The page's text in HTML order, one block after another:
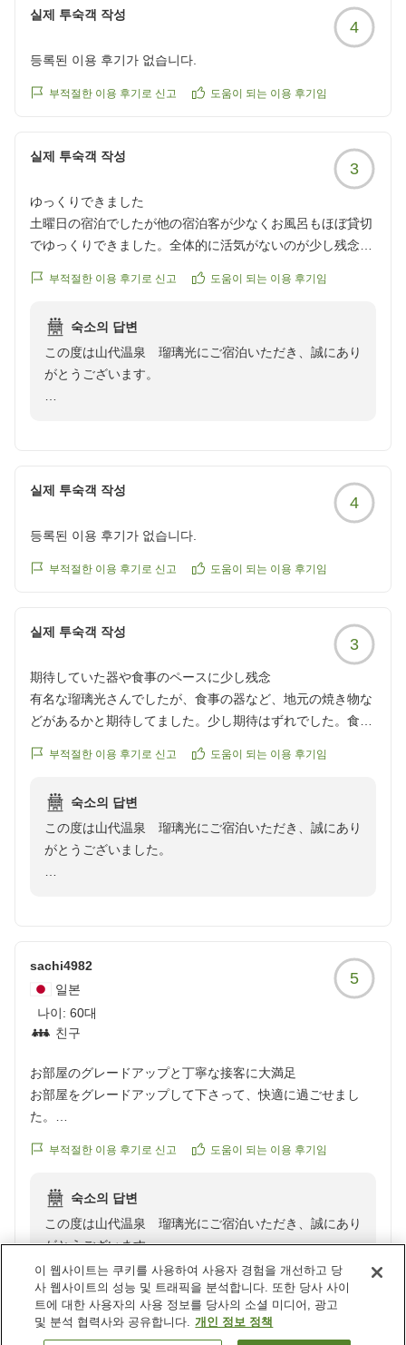
うで大変嬉しく存じます。
また、ホテルオリジナルのお饅頭につきまして、残念な
思いをさせてしまい申し訳ございません。貴重なご意見
いただけますと幸いです。
またのお帰りをスタッフ一同、心よりお待ち申し上げて
おります。
실제 투숙객 작성
4
등록된 이용 후기가 없습니다.
부적절한 이용 후기로 신고 도움이 되는 이용 후기임
실제 투숙객 작성
3
ゆっくりできました
土曜日の宿泊でしたが他の宿泊客が少なくお風呂もほぼ貸切
でゆっくりできました。全体的に活気がないのが少し残念で
クチコミの詳細はこちらから
reviewId=33123478128473
부적절한 이용 후기로 신고 도움이 되는 이용 후기임
숙소의 답변
この度は山代温泉 瑠璃光にご宿泊いただき、誠にあり
がとうございます。
一方で、館内の活気につきまして貴重なご意見をいただ
きありがとうございます。お客様により一層お楽しみい
意見は今後の運営の参考にさせていただきます。
い。お客様のまたのお越しを心よりお待ち申し上げてお
山代温泉 瑠璃光 スタッフ一同
실제 투숙객 작성
4
등록된 이용 후기가 없습니다.
부적절한 이용 후기로 신고 도움이 되는 이용 후기임
실제 투숙객 작성
3
期待していた器や食事のペースに少し残念
有名な瑠璃光さんでしたが、食事の器など、地元の焼き物な
どがあるかと期待してました。少し期待はずれでした。食事
クチコミの詳細はこちらから
reviewId=33123478047364
부적절한 이용 후기로 신고 도움이 되는 이용 후기임
숙소의 답변
この度は山代温泉 瑠璃光にご宿泊いただき、誠にあり
がとうございました。
お食事の器につきましては、地元の工芸品など、より地
域性を感じていただけるような工夫について、今後の献
立構成や器選びの際の重要な参考とさせていただきま
また、お食事のペース配分につきましても、お客様がゆ
今回いただきましたお言葉を真摯に受け止め、より快適
にお過ごしいただける施設を目指してまいります。
またのお越しを心よりお待ち申し上げております。
sachi4982
일본
나이: 60대
친구
5
お部屋のグレードアップと丁寧な接客に大満足
お部屋をグレードアップして下さって、快適に過ごせまし
た。
クチコミの詳細はこちらから
reviewId=33123478042787
부적절한 이용 후기로 신고 도움이 되는 이용 후기임
숙소의 답변
この度は山代温泉 瑠璃光にご宿泊いただき、誠にあり
がとうございます。
お部屋のグレードアップにつきましてもご満足いただけ
たご様子で、大変嬉しく存じます。
また、スタッフの接客に関しましても温かいお言葉を頂
이 웹사이트는 쿠키를 사용하여 사용자 경험을 개선하고 당
사 웹사이트의 성능 및 트래픽을 분석합니다. 또한 당사 사이
트에 대한 사용자의 사용 정보를 당사의 소셜 미디어, 광고
및 분석 협력사와 공유합니다. 개인 정보 정책